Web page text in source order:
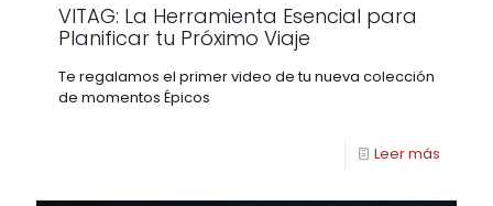
VITAG: La Herramienta Esencial para
Planificar tu Próximo Viaje
Te regalamos el primer video de tu nueva colección
de momentos Épicos
Leer más